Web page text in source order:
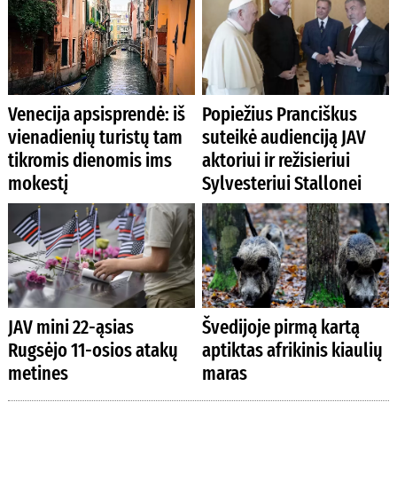
Venecija apsisprendė: iš
vienadienių turistų tam
tikromis dienomis ims
mokestį
Popiežius Pranciškus
suteikė audienciją JAV
aktoriui ir režisieriui
Sylvesteriui Stallonei
JAV mini 22-ąsias
Rugsėjo 11-osios atakų
metines
Švedijoje pirmą kartą
aptiktas afrikinis kiaulių
maras